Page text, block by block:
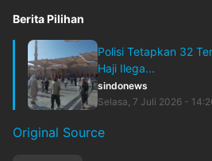
Berita Pilihan
Polisi Tetapkan 32
Haji Ilega...
sindonews
Selasa, 7 Juli 2026 -
Original Source